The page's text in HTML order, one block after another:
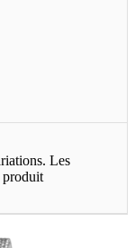
Les
produit